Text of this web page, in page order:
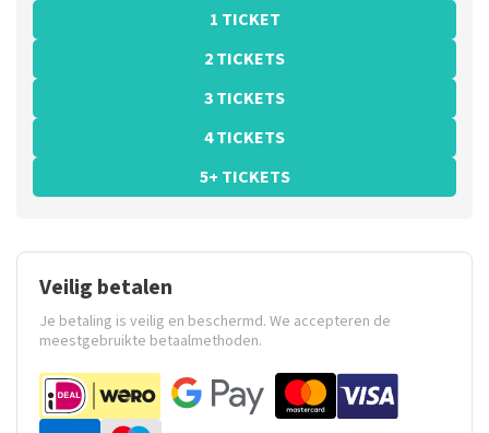
1 TICKET
2 TICKETS
3 TICKETS
4 TICKETS
5+ TICKETS
Veilig betalen
Je betaling is veilig en beschermd. We accepteren de
meestgebruikte betaalmethoden.